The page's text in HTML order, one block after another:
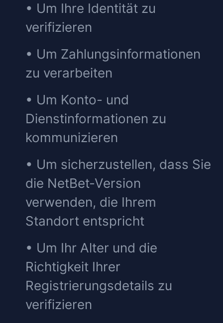
• Um Ihre Identität zu
verifizieren
• Um Zahlungsinformationen
zu verarbeiten
• Um Konto- und
Dienstinformationen zu
kommunizieren
• Um sicherzustellen, dass Sie
die NetBet-Version
verwenden, die Ihrem
Standort entspricht
• Um Ihr Alter und die
Richtigkeit Ihrer
Registrierungsdetails zu
verifizieren